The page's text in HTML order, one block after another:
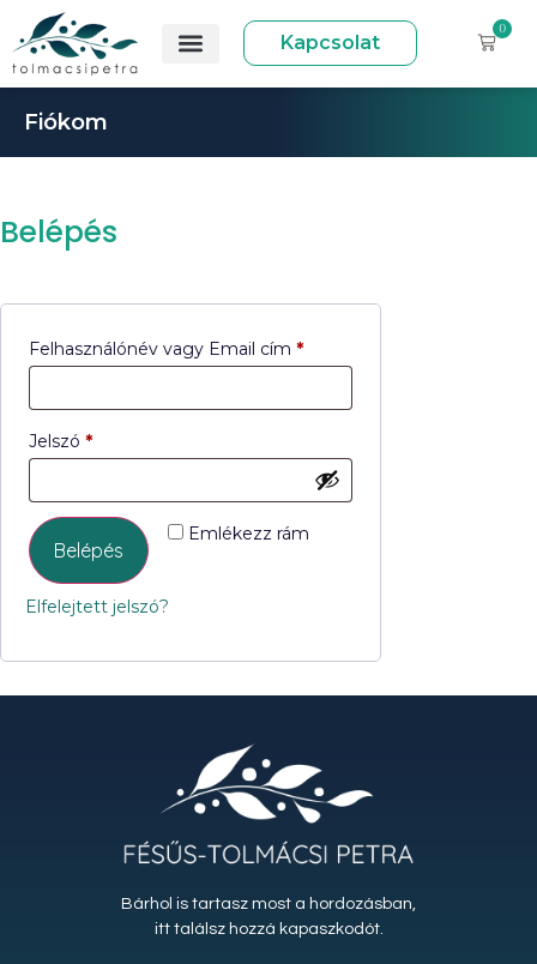
Kapcsolat
0
Fiókom
Belépés
Felhasználónév vagy Email cím *
Jelszó *
Emlékezz rám
Belépés
Elfelejtett jelszó?
Bárhol is tartasz most a hordozásban,
itt találsz hozzá kapaszkodót.